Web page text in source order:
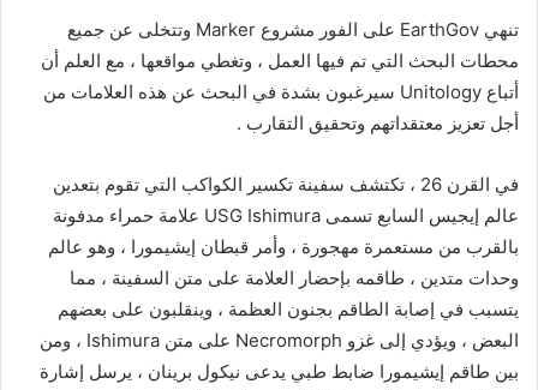
تنهي EarthGov على الفور مشروع Marker وتتخلى عن جميع
محطات البحث التي تم فيها العمل ، وتغطي مواقعها ، مع العلم أن
أتباع Unitology سيرغبون بشدة في البحث عن هذه العلامات من
أجل تعزيز معتقداتهم وتحقيق التقارب .
في القرن 26 ، تكتشف سفينة تكسير الكواكب التي تقوم بتعدين
عالم إيجيس السابع تسمى USG Ishimura علامة حمراء مدفونة
بالقرب من مستعمرة مهجورة ، وأمر قبطان إيشيمورا ، وهو عالم
وحدات متدين ، طاقمه بإحضار العلامة على متن السفينة ، مما
يتسبب في إصابة الطاقم بجنون العظمة ، وينقلبون على بعضهم
البعض ، ويؤدي إلى غزو Necromorph على متن Ishimura ، ومن
بين طاقم إيشيمورا ضابط طبي يدعى نيكول برينان ، يرسل إشارة